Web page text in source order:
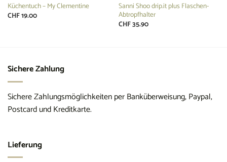
Küchentuch – My Clementine
CHF19.00
Sanni Shoo drip.it plus Flaschen-
Abtropfhalter
CHF35.90
Sichere Zahlung
Sichere Zahlungsmöglichkeiten per Banküberweisung, Paypal,
Postcard und Kreditkarte.
Lieferung